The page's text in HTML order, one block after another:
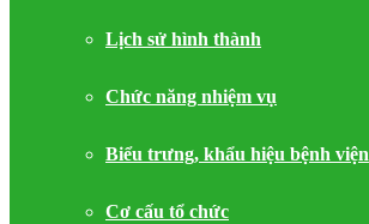
Lịch sử hình thành
Chức năng nhiệm vụ
Biểu trưng, khẩu hiệu bệnh viện
Cơ cấu tổ chức